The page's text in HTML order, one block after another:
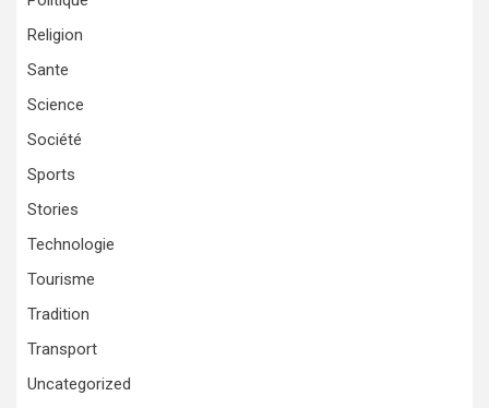
Religion
Sante
Science
Société
Sports
Stories
Technologie
Tourisme
Tradition
Transport
Uncategorized